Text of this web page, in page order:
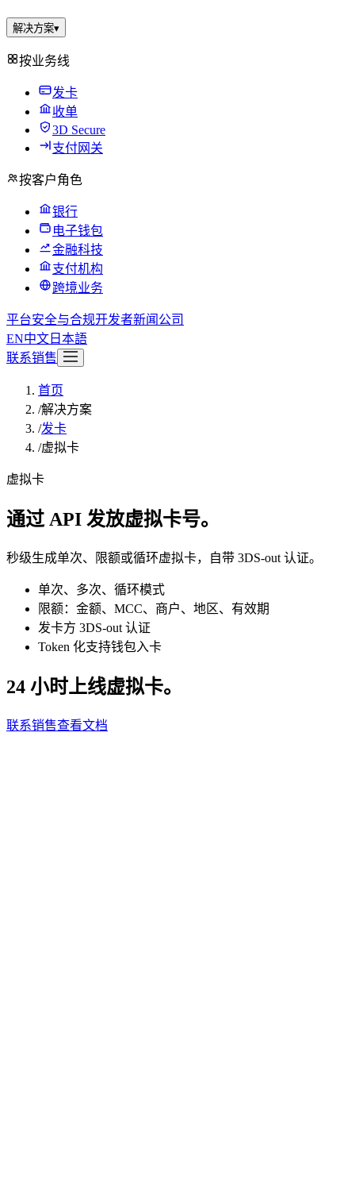
解决方案▾
按业务线
发卡
收单
3D Secure
支付网关
按客户角色
银行
电子钱包
金融科技
支付机构
跨境业务
平台安全与合规开发者新闻 公司
EN中文 日本語
联系销售
首页
/解决方案
/发卡
/虚拟卡
虚拟卡
通过 API 发放虚拟卡号。
秒级生成单次、限额或循环虚拟卡，自带 3DS-out 认证。
单次、多次、循环模式
限额：金额、MCC、商户、地区、有效期
发卡方 3DS-out 认证
Token 化支持钱包入卡
24 小时上线虚拟卡。
联系销售查看文档